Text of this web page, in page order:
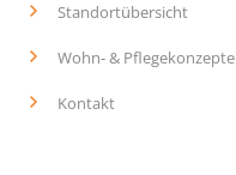
Standortübersicht
Wohn- & Pflegekonzepte
Kontakt